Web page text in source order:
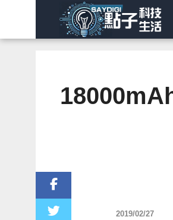
2019/02/27